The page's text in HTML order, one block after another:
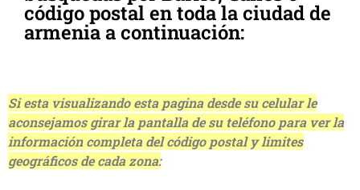
código postal en toda la ciudad de
armenia a continuación:
Si esta visualizando esta pagina desde su celular le
aconsejamos girar la pantalla de su teléfono para ver la
información completa del código postal y limites
geográficos de cada zona: